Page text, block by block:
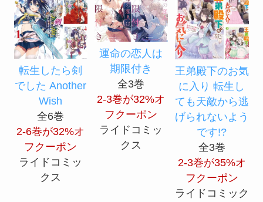
転生したら剣
でした Another
Wish
全6巻
2-6巻が32%オ
フクーポン
ライドコミッ
クス
運命の恋人は
期限付き
全3巻
2-3巻が32%オ
フクーポン
ライドコミッ
クス
王弟殿下のお気
に入り 転生し
ても天敵から逃
げられないよう
です!?
全3巻
2-3巻が35%オ
フクーポン
ライドコミック